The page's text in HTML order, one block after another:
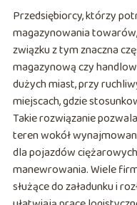
Przedsiębiorcy, którzy
magazynowania
związku z tym znaczna
magazynową czy
dużych miast, przy
miejscach, gdzie
Takie rozwiązanie
teren wokół
dla pojazdów
manewrowania. Wiele
służące do załadunku i